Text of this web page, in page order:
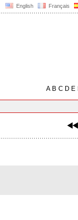
English Français
AB C D E